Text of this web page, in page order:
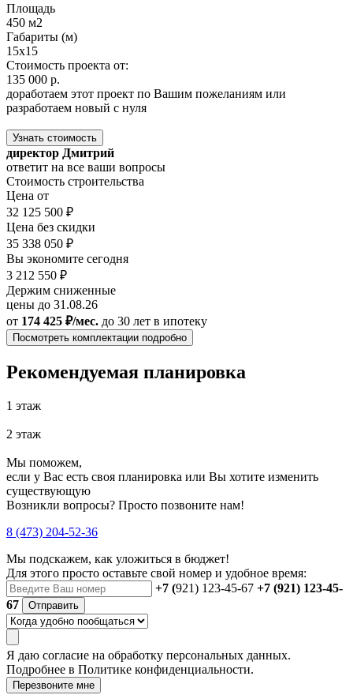
Площадь
450 м2
Габариты (м)
15x15
Стоимость проекта от:
135 000 р.
доработаем этот проект по Вашим пожеланиям или
разработаем новый с нуля
Узнать стоимость
директор Дмитрий
ответит на все ваши вопросы
Стоимость строительства
Цена от
32 125 500 ₽
Цена без скидки
35 338 050 ₽
Вы экономите сегодня
3 212 550 ₽
Держим сниженные
цены до 31.08.26
от 174 425 ₽/мес. до 30 лет в ипотеку
Посмотреть комплектации подробно
Рекомендуемая планировка
1 этаж
2 этаж
Мы поможем,
если у Вас есть своя планировка или Вы хотите изменить
существующую
Возникли вопросы? Просто позвоните нам!
8 (473) 204-52-36
Мы подскажем, как уложиться в бюджет!
Для этого просто оставьте свой номер и удобное время:
+7 (921) 123-45-67 +7 (921) 123-45-
67
Отправить
Я даю согласие на обработку персональных данных.
Подробнее в Политике конфиденциальности.
Перезвоните мне